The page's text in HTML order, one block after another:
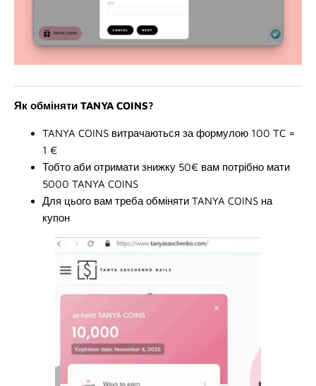
Як обміняти TANYA COINS?
TANYA COINS витрачаються за формулою 100 TC =
1 €
Тобто аби отримати знижку 50€ вам потрібно мати
5000 TANYA COINS
Для цього вам треба обміняти TANYA COINS на
купон